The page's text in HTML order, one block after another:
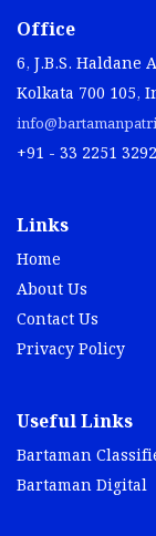
Office
6, J.B.S. Haldane
Kolkata 700 105,
+91 - 33 2251
Links
Home
About Us
Contact Us
Privacy Policy
Useful Links
Bartaman
Bartaman Digital